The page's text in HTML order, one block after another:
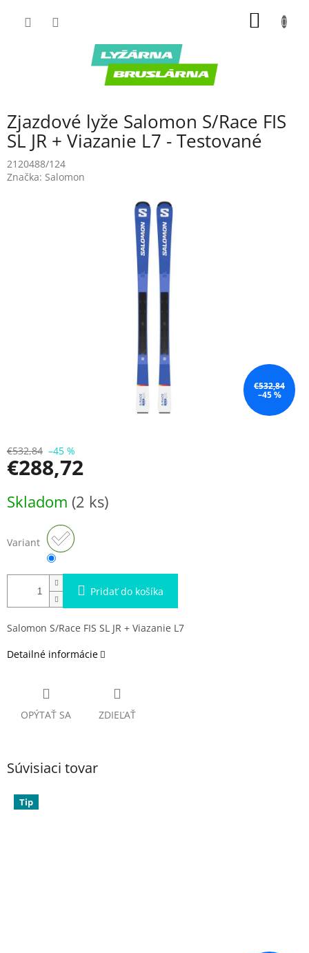
Zjazdové lyže Salomon S/Race FIS
SL JR + Viazanie L7 - Testované
2120488/124
Značka: Salomon
€532,84
–45 %
€532,84 –45 %
€288,72
cena:
Skladom (2 ks)
Variant
Pridať do košíka
Salomon S/Race FIS SL JR + Viazanie L7
Detailné informácie
OPÝTAŤ SA ZDIEĽAŤ
Súvisiaci tovar
Tip